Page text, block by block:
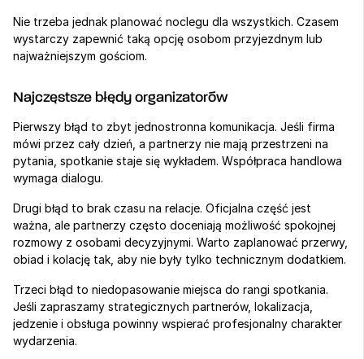
Nie trzeba jednak planować noclegu dla wszystkich. Czasem
wystarczy zapewnić taką opcję osobom przyjezdnym lub
najważniejszym gościom.
Najczęstsze błędy organizatorów
Pierwszy błąd to zbyt jednostronna komunikacja. Jeśli firma
mówi przez cały dzień, a partnerzy nie mają przestrzeni na
pytania, spotkanie staje się wykładem. Współpraca handlowa
wymaga dialogu.
Drugi błąd to brak czasu na relacje. Oficjalna część jest
ważna, ale partnerzy często doceniają możliwość spokojnej
rozmowy z osobami decyzyjnymi. Warto zaplanować przerwy,
obiad i kolację tak, aby nie były tylko technicznym dodatkiem.
Trzeci błąd to niedopasowanie miejsca do rangi spotkania.
Jeśli zapraszamy strategicznych partnerów, lokalizacja,
jedzenie i obsługa powinny wspierać profesjonalny charakter
wydarzenia.